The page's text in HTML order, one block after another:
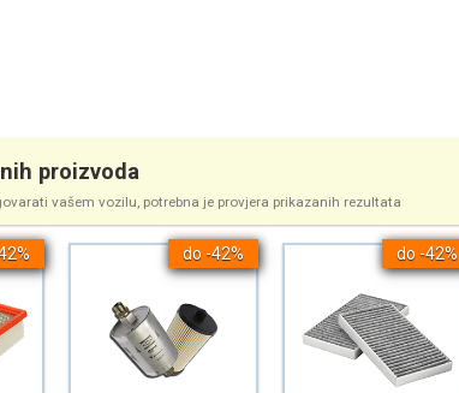
proizvoda
vašem vozilu, potrebna je provjera prikazanih rezultata
do -42% do -42%